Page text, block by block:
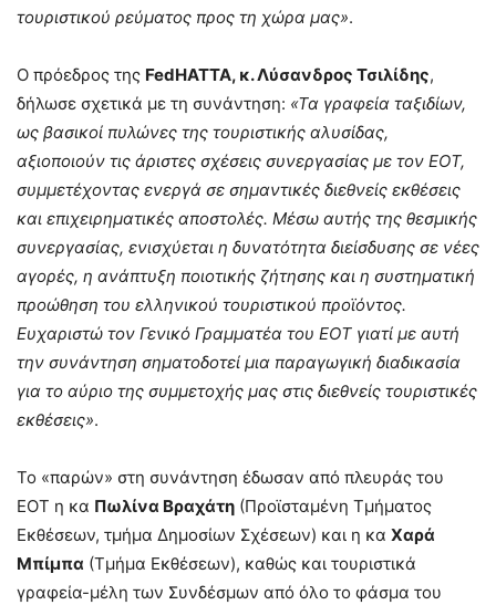
τουριστικού ρεύματος προς τη χώρα μας».
Ο πρόεδρος της FedHATTA, κ. Λύσανδρος Τσιλίδης,
δήλωσε σχετικά με τη συνάντηση: «Τα γραφεία ταξιδίων,
ως βασικοί πυλώνες της τουριστικής αλυσίδας,
αξιοποιούν τις άριστες σχέσεις συνεργασίας με τον ΕΟΤ,
συμμετέχοντας ενεργά σε σημαντικές διεθνείς εκθέσεις
και επιχειρηματικές αποστολές. Μέσω αυτής της θεσμικής
συνεργασίας, ενισχύεται η δυνατότητα διείσδυσης σε νέες
αγορές, η ανάπτυξη ποιοτικής ζήτησης και η συστηματική
προώθηση του ελληνικού τουριστικού προϊόντος.
Ευχαριστώ τον Γενικό Γραμματέα του ΕΟΤ γιατί με αυτή
την συνάντηση σηματοδοτεί μια παραγωγική διαδικασία
για το αύριο της συμμετοχής μας στις διεθνείς τουριστικές
εκθέσεις».
Το «παρών» στη συνάντηση έδωσαν από πλευράς του
ΕΟΤ η κα Πωλίνα Βραχάτη (Προϊσταμένη Τμήματος
Εκθέσεων, τμήμα Δημοσίων Σχέσεων) και η κα Χαρά
Μπίμπα (Τμήμα Εκθέσεων), καθώς και τουριστικά
γραφεία-μέλη των Συνδέσμων από όλο το φάσμα του